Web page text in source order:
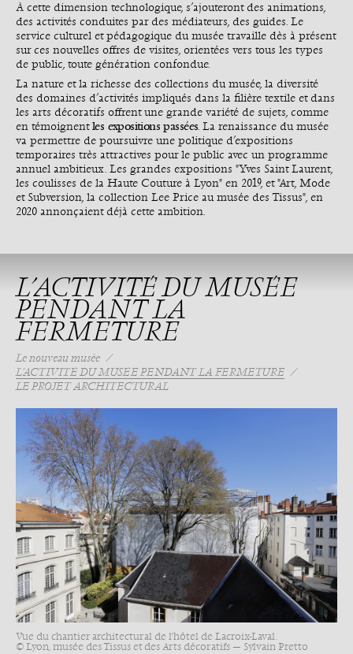
À cette dimension technologique, s’ajouteront des animations,
des activités conduites par des médiateurs, des guides. Le
service culturel et pédagogique du musée travaille dès à présent
sur ces nouvelles offres de visites, orientées vers tous les types
de public, toute génération confondue.
La nature et la richesse des collections du musée, la diversité
des domaines d’activités impliqués dans la filière textile et dans
les arts décoratifs offrent une grande variété de sujets, comme
en témoignentles expositions passées. La renaissance du musée
va permettre de poursuivre une politique d’expositions
temporaires très attractives pour le public avec un programme
annuel ambitieux. Les grandes expositions "Yves Saint Laurent,
les coulisses de la Haute Couture à Lyon" en 2019, et "Art, Mode
et Subversion, la collection Lee Price au musée des Tissus", en
2020 annonçaient déjà cette ambition.
L’ACTIVITÉ DU MUSÉE
PENDANT LA
FERMETURE
Le nouveau musée
L’ACTIVITÉ DU MUSÉE PENDANT LA FERMETURE
LE PROJET ARCHITECTURAL
Vue du chantier architectural de l'hôtel de Lacroix-Laval.
© Lyon, musée des Tissus et des Arts décoratifs — Sylvain Pretto